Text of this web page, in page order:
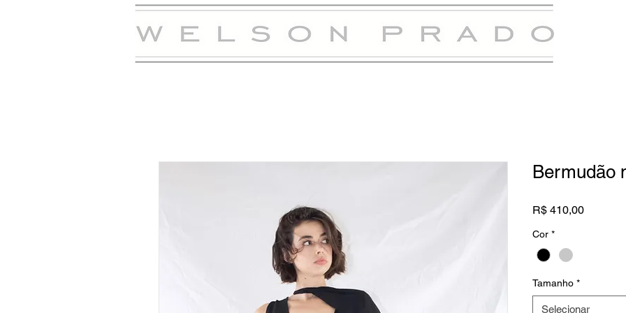
Bermudão
R$ 410,00Preço
Cor *
Tamanho *
Selecionar